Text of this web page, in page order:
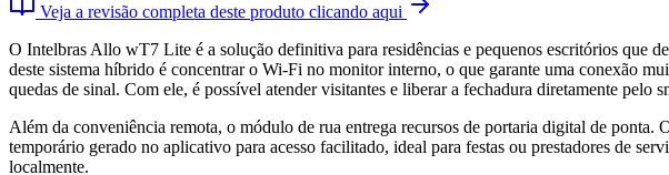
Veja a revisão completa deste produto clicando aqui
O Intelbras Allo wT7 Lite é a solução definitiva para residências e pequenos escritórios que
deste sistema híbrido é concentrar o Wi-Fi no monitor interno, o que garante uma conexão
quedas de sinal. Com ele, é possível atender visitantes e liberar a fechadura diretamente
Além da conveniência remota, o módulo de rua entrega recursos de portaria digital de
temporário gerado no aplicativo para acesso facilitado, ideal para festas ou prestadores de
localmente.